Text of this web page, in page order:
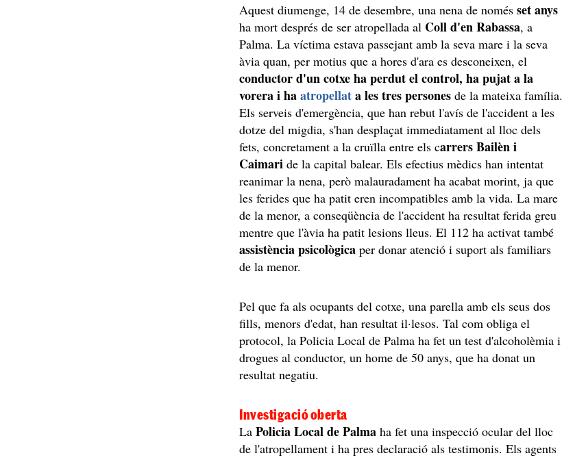
Aquest diumenge, 14 de desembre, una nena de nomésset anys
ha mort després de ser atropellada al Coll d'en Rabassa, a
Palma. La víctima estava passejant amb la seva mare i la seva
àvia quan, per motius que a hores d'ara es desconeixen, el
conductor d'un cotxe ha perdut el control, ha pujat a la
vorera i haatropellata les tres persones de la mateixa família.
Els serveis d'emergència, que han rebut l'avís de l'accident a les
dotze del migdia, s'han desplaçat immediatament al lloc dels
fets, concretament a la cruïlla entre els carrers Bailèn i
Caimaride la capital balear. Els efectius mèdics han intentat
reanimar la nena, però malauradament ha acabat morint, ja que
les ferides que ha patit eren incompatibles amb la vida. La mare
de la menor, a conseqüència de l'accident ha resultat ferida greu
mentre que l'àvia ha patit lesions lleus. El 112 ha activat també
assistència psicològica per donar atenció i suport als familiars
de la menor.
Pel que fa als ocupants del cotxe, una parella amb els seus dos
fills, menors d'edat, han resultat il·lesos. Tal com obliga el
protocol, la Policia Local de Palma ha fet un test d'alcoholèmia i
drogues al conductor, un home de 50 anys, que ha donat un
resultat negatiu.
Investigació oberta
LaPolicia Local de Palmaha fet una inspecció ocular del lloc
de l'atropellament i ha pres declaració als testimonis. Els agents